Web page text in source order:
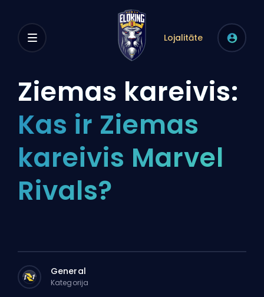
Lojalitāte
Ziemas kareivis:
Kas ir Ziemas
kareivis Marvel
Rivals?
General
Kategorija